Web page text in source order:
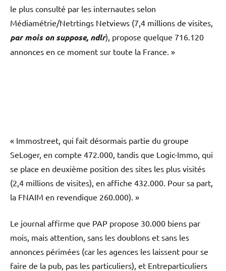
le plus consulté par les internautes selon
Médiamétrie/Netrtings Netviews (7,4 millions de visites,
par mois on suppose, ndlr), propose quelque 716.120
annonces en ce moment sur toute la France. »
« Immostreet, qui fait désormais partie du groupe
SeLoger, en compte 472.000, tandis que Logic-Immo, qui
se place en deuxième position des sites les plus visités
(2,4 millions de visites), en affiche 432.000. Pour sa part,
la FNAIM en revendique 260.000). »
Le journal affirme que PAP propose 30.000 biens par
mois, mais attention, sans les doublons et sans les
annonces périmées (car les agences les laissent pour se
faire de la pub, pas les particuliers), et Entreparticuliers